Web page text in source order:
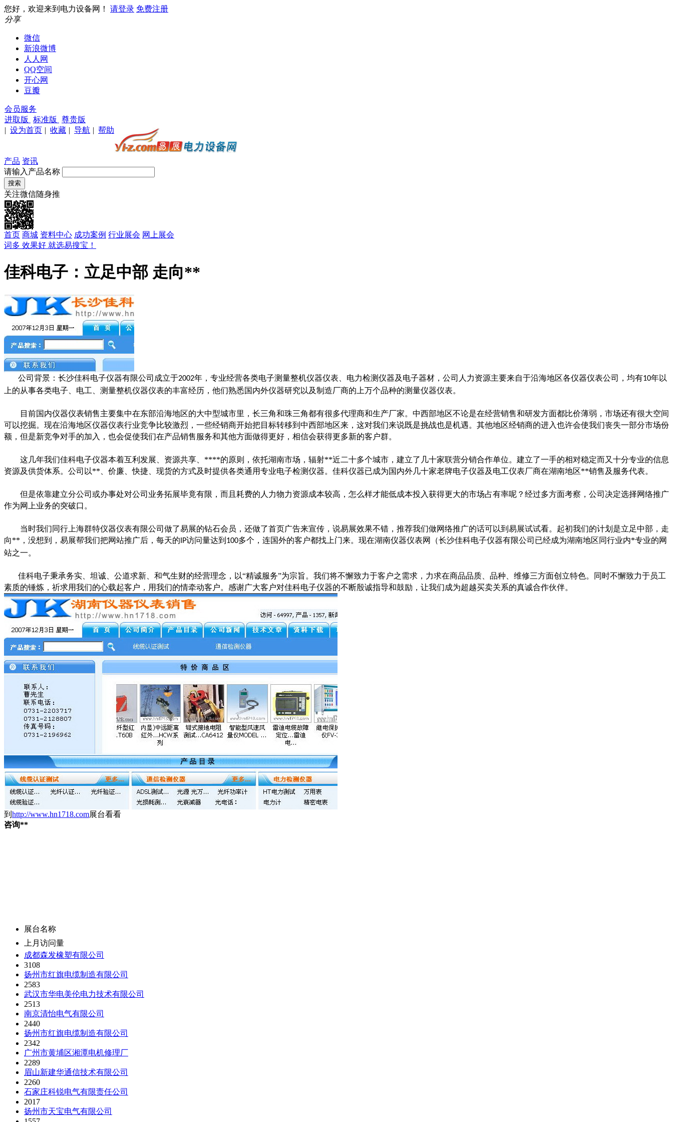
您好，欢迎来到电力设备网！ 请登录 免费注册
分享
微信
新浪微博
人人网
QQ空间
开心网
豆瓣
会员服务
进取版
标准版
尊贵版
| 设为首页 | 收藏 | 导航 | 帮助
产品 资讯
请输入产品名称
关注微信随身推
首页 商城 资料中心 成功案例 行业展会 网上展会
词多 效果好 就选易搜宝！
佳科电子：立足中部 走向**
公司背景：长沙佳科电子仪器有限公司成立于2002年，专业经营各类电子测量整机仪器仪表、电力检测仪器及电子器材，公司人力资源主要来自于沿海地区各仪器仪表公司，均有10年以
上的从事各类电子、电工、测量整机仪器仪表的丰富经历，他们熟悉国内外仪器研究以及制造厂商的上万个品种的测量仪器仪表。
目前国内仪器仪表销售主要集中在东部沿海地区的大中型城市里，长三角和珠三角都有很多代理商和生产厂家。中西部地区不论是在经营销售和研发方面都比价薄弱，市场还有很大空间
可以挖掘。现在沿海地区仪器仪表行业竞争比较激烈，一些经销商开始把目标转移到中西部地区来，这对我们来说既是挑战也是机遇。其他地区经销商的进入也许会使我们丧失一部分市场份
额，但是新竞争对手的加入，也会促使我们在产品销售服务和其他方面做得更好，相信会获得更多新的客户群。
这几年我们佳科电子仪器本着互利发展、资源共享、****的原则，依托湖南市场，辐射**近二十多个城市，建立了几十家联营分销合作单位。建立了一手的相对稳定而又十分专业的信息
资源及供货体系。公司以**、价廉、快捷、现货的方式及时提供各类通用专业电子检测仪器。佳科仪器已成为国内外几十家老牌电子仪器及电工仪表厂商在湖南地区**销售及服务代表。
但是依靠建立分公司或办事处对公司业务拓展毕竟有限，而且耗费的人力物力资源成本较高，怎么样才能低成本投入获得更大的市场占有率呢？经过多方面考察，公司决定选择网络推广
作为网上业务的突破口。
当时我们同行上海群特仪器仪表有限公司做了易展的钻石会员，还做了首页广告来宣传，说易展效果不错，推荐我们做网络推广的话可以到易展试试看。起初我们的计划是立足中部，走
向**，没想到，易展帮我们把网站推广后，每天的 IP访问量达到 100多个，连国外的客户都找上门来。现在湖南仪器仪表网（长沙佳科电子仪器有限公司已经成为湖南地区同行业内*专业的网
站之一。
佳科电子秉承务实、坦诚、公道求新、和气生财的经营理念，以“精诚服务”为宗旨。我们将不懈致力于客户之需求，力求在商品品质、品种、维修三方面创立特色。同时不懈致力于员工
素质的锤炼，祈求用我们的心载起客户，用我们的情牵动客户。感谢广大客户对佳科电子仪器的不断殷诚指导和鼓励，让我们成为超越买卖关系的真诚合作伙伴。
到 http://www.hn1718.com展台看看
咨询**
展台名称
上月访问量
成都森发橡塑有限公司
3108
扬州市红旗电缆制造有限公司
2583
武汉市华电美伦电力技术有限公司
2513
南京清怡电气有限公司
2440
扬州市红旗电缆制造有限公司
2342
广州市黄埔区湘潭电机修理厂
2289
眉山新建华通信技术有限公司
2260
石家庄科锐电气有限责任公司
2017
扬州市天宝电气有限公司